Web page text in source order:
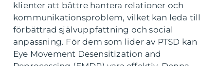
klienter att bättre hantera relationer och
kommunikationsproblem, vilket kan leda till
förbättrad självuppfattning och social
anpassning. För dem som lider av PTSD kan
Eye Movement Desensitization and